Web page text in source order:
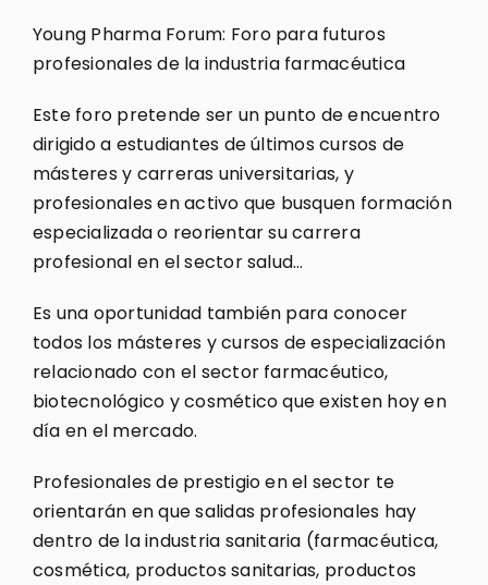
Young Pharma Forum: Foro para futuros
profesionales de la industria farmacéutica
Este foro pretende ser un punto de encuentro
dirigido a estudiantes de últimos cursos de
másteres y carreras universitarias, y
profesionales en activo que busquen formación
especializada o reorientar su carrera
profesional en el sector salud…
Es una oportunidad también para conocer
todos los másteres y cursos de especialización
relacionado con el sector farmacéutico,
biotecnológico y cosmético que existen hoy en
día en el mercado.
Profesionales de prestigio en el sector te
orientarán en que salidas profesionales hay
dentro de la industria sanitaria (farmacéutica,
cosmética, productos sanitarias, productos